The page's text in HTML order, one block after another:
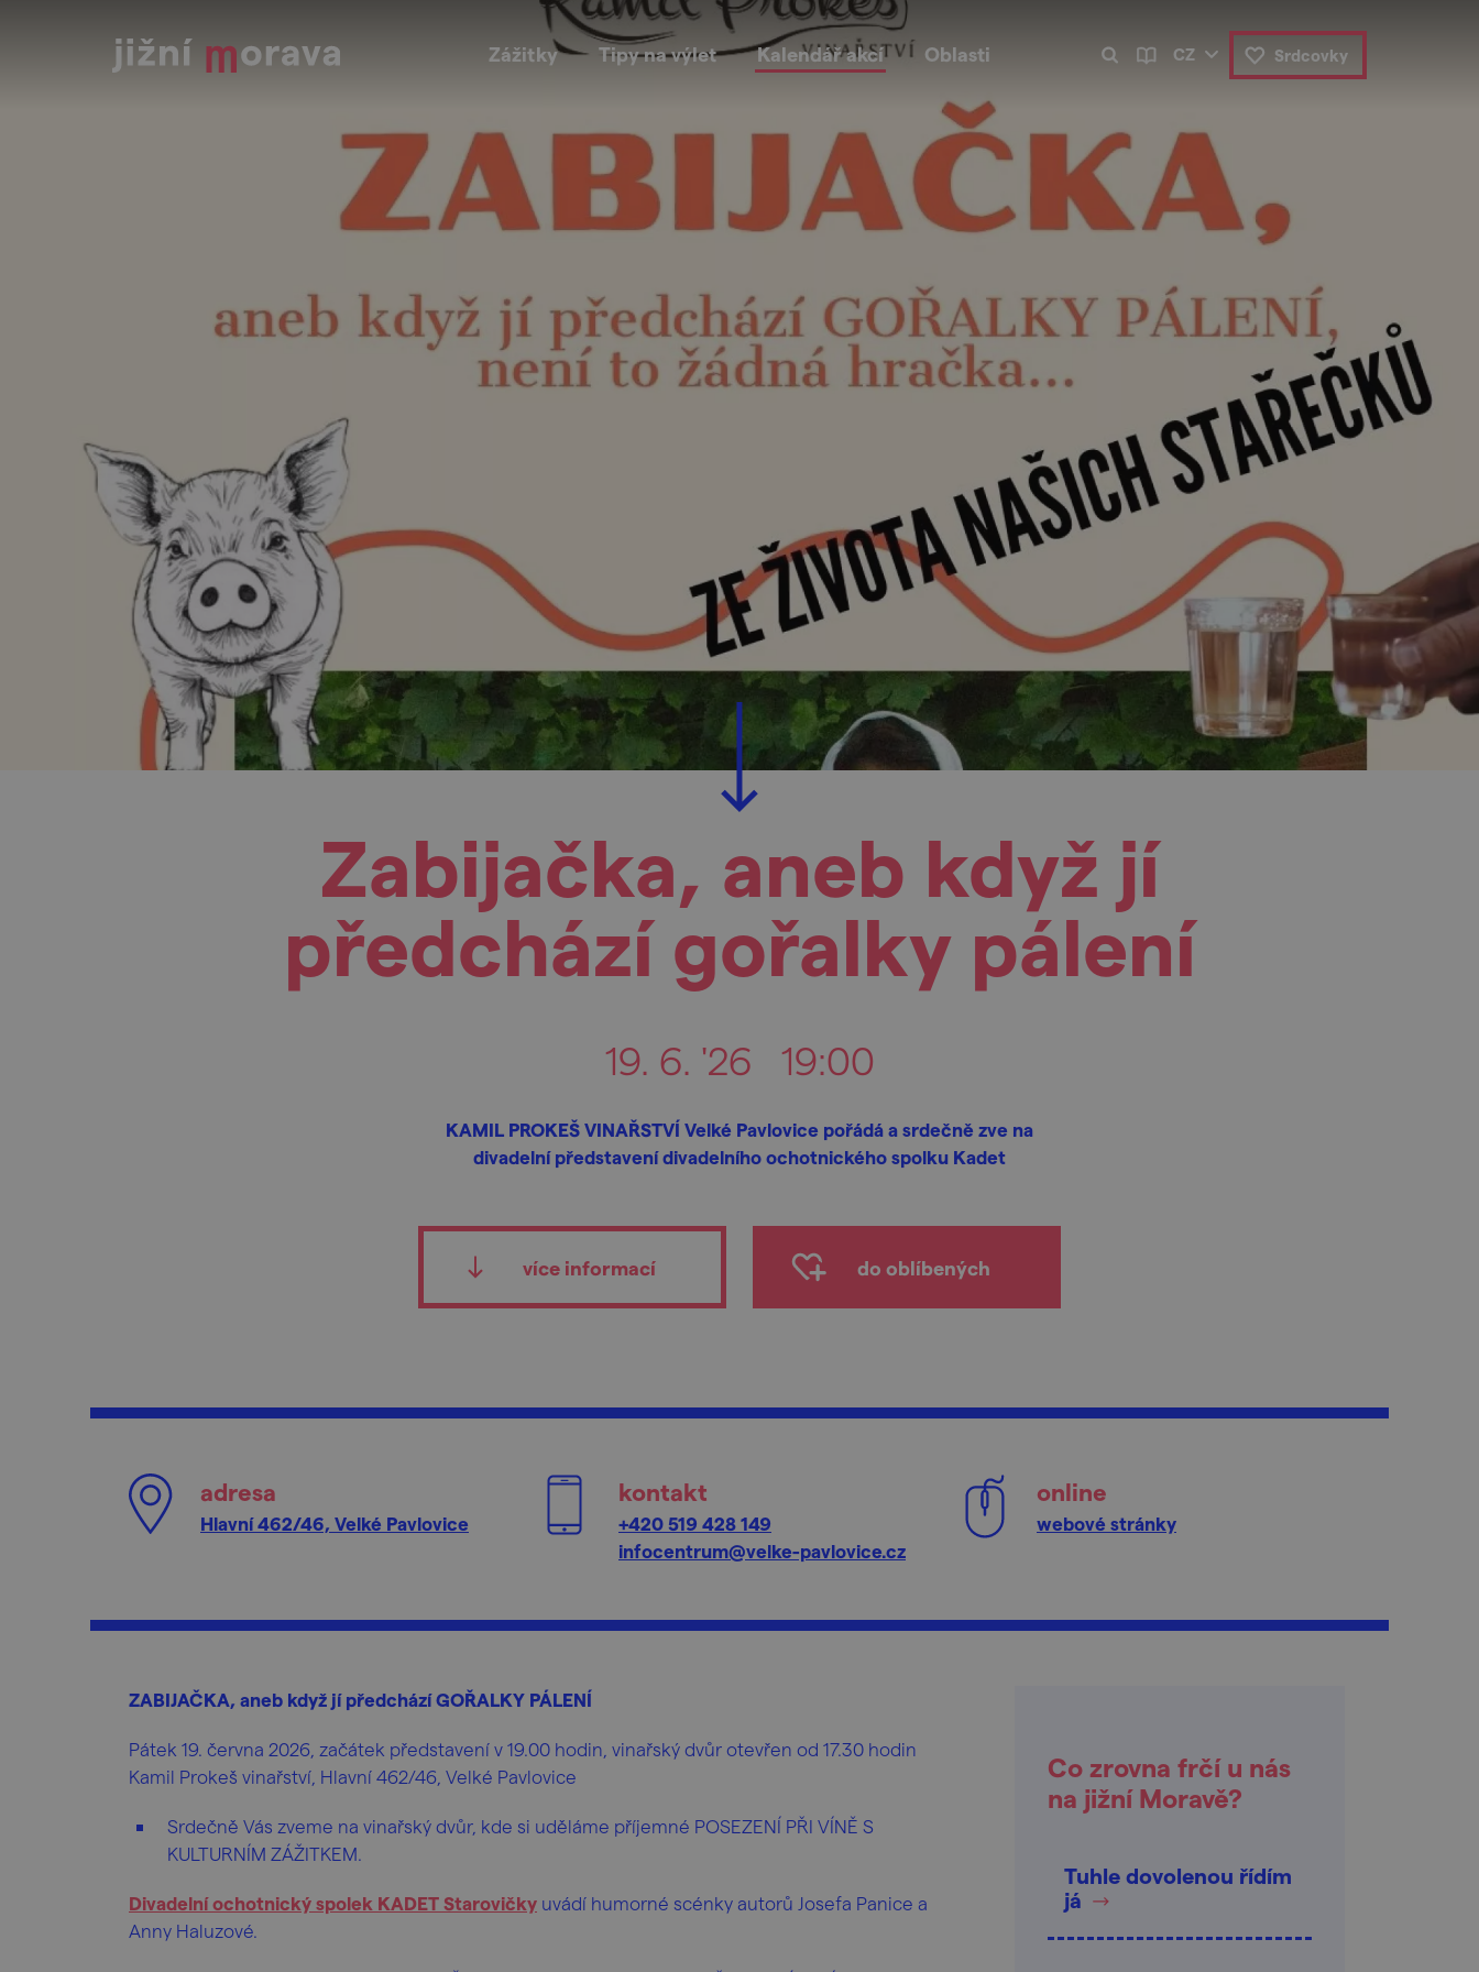
Zážitky Tipy na výlet Kalendář akcí Oblasti CZ Srdcovky
Zabijačka, aneb když jí
předchází gořalky pálení
19. 6. '26 19:00
KAMIL PROKEŠ VINAŘSTVÍ Velké Pavlovice pořádá a srdečně zve na
divadelní představení divadelního ochotnického spolku Kadet
více informací do oblíbených
adresa
Hlavní 462/46, Velké Pavlovice
kontakt
+420 519 428 149
infocentrum@velke-pavlovice.cz
online
webové stránky
ZABIJAČKA, aneb když jí předchází GOŘALKY PÁLENÍ
Pátek 19. června 2026, začátek představení v 19.00 hodin, vinařský dvůr otevřen od 17.30 hodin
Kamil Prokeš vinařství, Hlavní 462/46, Velké Pavlovice
Srdečně Vás zveme na vinařský dvůr, kde si uděláme příjemné POSEZENÍ PŘI VÍNĚ S
KULTURNÍM ZÁŽITKEM.
Divadelní ochotnický spolek KADET Starovičky uvádí humorné scénky autorů Josefa Panice a
Anny Haluzové.
Co zrovna frčí u nás
na jižní Moravě?
Tuhle dovolenou řídím
já